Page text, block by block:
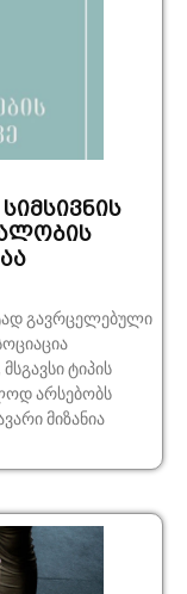
გავრცელებული
არსებობს
მიზანია